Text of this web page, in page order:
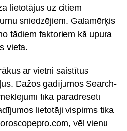
lietotājus uz citiem
sniedzējiem. Galamērķis
tādiem faktoriem kā upura
vieta.
ar vietni saistītus
Dažos gadījumos Search-
tika pāradresēti
lietotāji vispirms tika
vēl vienu